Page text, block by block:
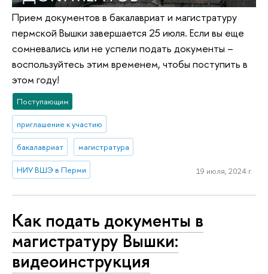
Прием документов в бакалавриат и магистратуру
пермской Вышки завершается 25 июля. Если вы еще
сомневались или не успели подать документы –
воспользуйтесь этим временем, чтобы поступить в
этом году!
Поступающим
приглашение к участию
бакалавриат магистратура
НИУ ВШЭ в Перми 19 июля, 2024 г.
Как подать документы в
магистратуру Вышки:
видеоинструкция